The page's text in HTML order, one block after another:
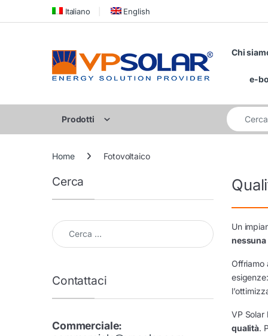
Skip to navigation
Skip to content Italiano English
Chi
e-
Prodotti
Cerca per:
Home Fotovoltaico
Un
Offriamo
VP Solar
qualità.
Cerca
Cerca per:
Contattaci
Commerciale: